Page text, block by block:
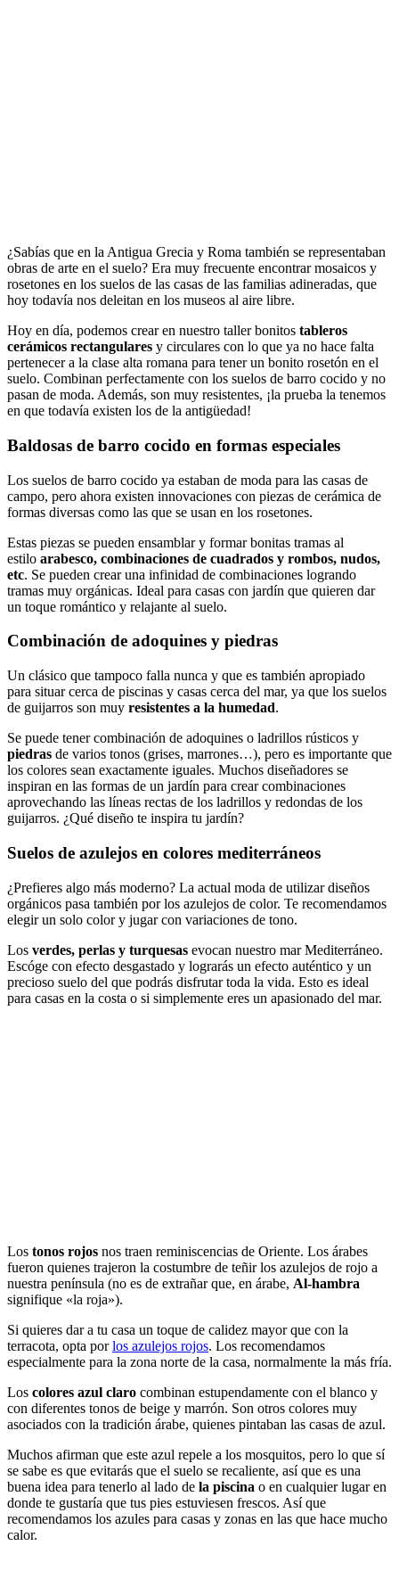
¿Sabías que en la Antigua Grecia y Roma también se representaban
obras de arte en el suelo? Era muy frecuente encontrar mosaicos y
rosetones en los suelos de las casas de las familias adineradas, que
hoy todavía nos deleitan en los museos al aire libre.
Hoy en día, podemos crear en nuestro taller bonitos tableros
cerámicos rectangulares y circulares con lo que ya no hace falta
pertenecer a la clase alta romana para tener un bonito rosetón en el
suelo. Combinan perfectamente con los suelos de barro cocido y no
pasan de moda. Además, son muy resistentes, ¡la prueba la tenemos
en que todavía existen los de la antigüedad!
Baldosas de barro cocido en formas especiales
Los suelos de barro cocido ya estaban de moda para las casas de
campo, pero ahora existen innovaciones con piezas de cerámica de
formas diversas como las que se usan en los rosetones.
Estas piezas se pueden ensamblar y formar bonitas tramas al
estilo arabesco, combinaciones de cuadrados y rombos, nudos,
etc. Se pueden crear una infinidad de combinaciones logrando
tramas muy orgánicas. Ideal para casas con jardín que quieren dar
un toque romántico y relajante al suelo.
Combinación de adoquines y piedras
Un clásico que tampoco falla nunca y que es también apropiado
para situar cerca de piscinas y casas cerca del mar, ya que los suelos
de guijarros son muy resistentes a la humedad.
Se puede tener combinación de adoquines o ladrillos rústicos y
piedras de varios tonos (grises, marrones…), pero es importante que
los colores sean exactamente iguales. Muchos diseñadores se
inspiran en las formas de un jardín para crear combinaciones
aprovechando las líneas rectas de los ladrillos y redondas de los
guijarros. ¿Qué diseño te inspira tu jardín?
Suelos de azulejos en colores mediterráneos
¿Prefieres algo más moderno? La actual moda de utilizar diseños
orgánicos pasa también por los azulejos de color. Te recomendamos
elegir un solo color y jugar con variaciones de tono.
Los verdes, perlas y turquesas evocan nuestro mar Mediterráneo.
Escóge con efecto desgastado y lograrás un efecto auténtico y un
precioso suelo del que podrás disfrutar toda la vida. Esto es ideal
para casas en la costa o si simplemente eres un apasionado del mar.
Los tonos rojos nos traen reminiscencias de Oriente. Los árabes
fueron quienes trajeron la costumbre de teñir los azulejos de rojo a
nuestra península (no es de extrañar que, en árabe, Al-hambra
signifique «la roja»).
Si quieres dar a tu casa un toque de calidez mayor que con la
terracota, opta porlos azulejos rojos. Los recomendamos
especialmente para la zona norte de la casa, normalmente la más fría.
Los colores azul claro combinan estupendamente con el blanco y
con diferentes tonos de beige y marrón. Son otros colores muy
asociados con la tradición árabe, quienes pintaban las casas de azul.
Muchos afirman que este azul repele a los mosquitos, pero lo que sí
se sabe es que evitarás que el suelo se recaliente, así que es una
buena idea para tenerlo al lado de la piscina o en cualquier lugar en
donde te gustaría que tus pies estuviesen frescos. Así que
recomendamos los azules para casas y zonas en las que hace mucho
calor.